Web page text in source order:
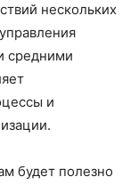
нескольких
средними
и
будет полезно